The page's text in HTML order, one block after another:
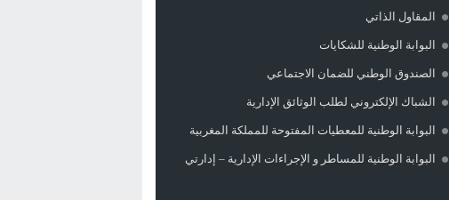
المقاول الذاتي
البوابة الوطنية للشكايات
الصندوق الوطني للضمان الاجتماعي
الشباك الإلكتروني لطلب الوثائق الإدارية
البوابة الوطنية للمعطيات المفتوحة للمملكة المغربية
البوابة الوطنية للمساطر و الإجراءات الإدارية – إدارتي